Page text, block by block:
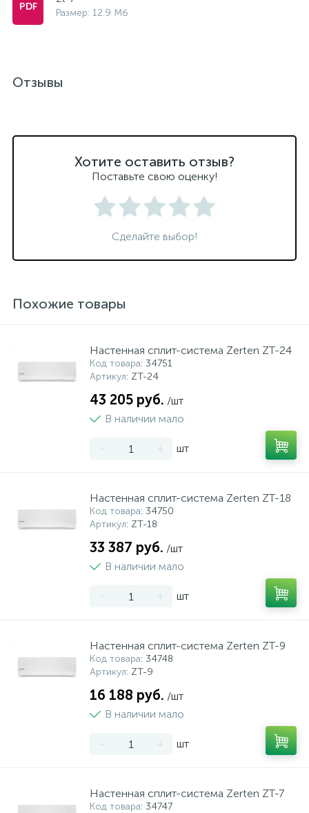
Размер: 12.9 Мб
Отзывы
Хотите оставить отзыв?
Поставьте свою оценку!
Сделайте выбор!
Похожие товары
Настенная сплит-система Zerten ZT-24
Код товара: 34751
Артикул: ZT-24
43 205 руб. /шт
В наличии мало
- + шт
Настенная сплит-система Zerten ZT-18
Код товара: 34750
Артикул: ZT-18
33 387 руб. /шт
В наличии мало
- + шт
Настенная сплит-система Zerten ZT-9
Код товара: 34748
Артикул: ZT-9
16 188 руб. /шт
В наличии мало
- + шт
Настенная сплит-система Zerten ZT-7
Код товара: 34747